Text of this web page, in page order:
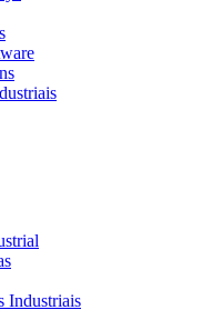
Industriais